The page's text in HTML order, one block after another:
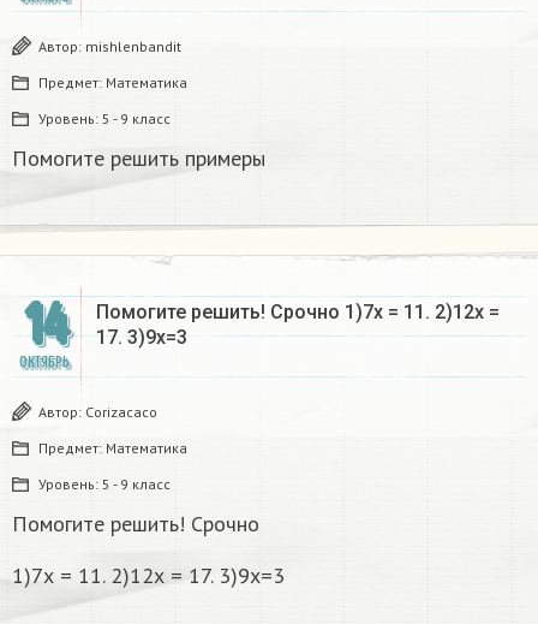
Автор: mishlenbandit
Предмет: Математика
Уровень: 5 - 9 класс
Помогите решить примеры
14
ОКТЯБРЬ
Помогите решить! Срочно 1)7х = 11. 2)12х =
17. 3)9х=3
Автор: Corizacaco
Предмет: Математика
Уровень: 5 - 9 класс
Помогите решить! Срочно
1)7х = 11. 2)12х = 17. 3)9х=3